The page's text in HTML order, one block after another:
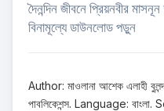
দৈনন্দিন জীবনে প্রিয়নবীর
বিনামূল্যে ডাউনলোড পড়ুন
Author: মাওলানা আশেক এলাহী
পাবলিকেশন্স. Language: